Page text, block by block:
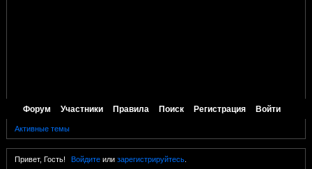
Форум Участники Правила Поиск Регистрация Войти
Активные темы
Привет, Гость! Войдите илизарегистрируйтесь